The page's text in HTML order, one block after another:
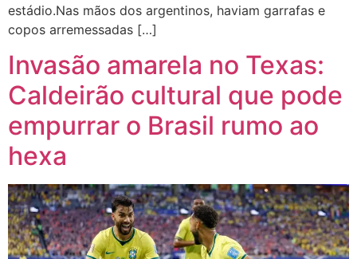
estádio.Nas mãos dos argentinos, haviam garrafas e
copos arremessadas […]
Invasão amarela no Texas:
Caldeirão cultural que pode
empurrar o Brasil rumo ao
hexa